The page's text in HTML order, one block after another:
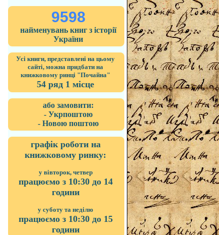
9598
найменувань книг з історії
України
Усі книги, представлені на цьому
сайті, можна придбати на
книжковому ринці "Почайна"
54 ряд 1 місце
або замовити:
- Укрпоштою
- Новою поштою
графік роботи на
книжковому ринку:
у вівторок, четвер
працюємо з 10:30 до 14
години
у суботу та неділю
працюємо з 10:30 до 15
години